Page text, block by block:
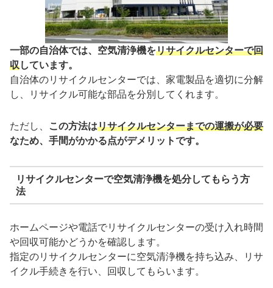
一部の自治体では、空気清浄機をリサイクルセンターで回
収しています。
自治体のリサイクルセンターでは、家電製品を適切に分解
し、リサイクル可能な部品を分別してくれます。
ただし、 この方法はリサイクルセンターまでの運搬が必要
なため、手間がかかる点がデメリットです。
リサイクルセンターで空気清浄機を処分してもらう方
法
ホームページや電話でリサイクルセンターの受け入れ時間
や回収可能かどうかを確認します。
指定のリサイクルセンターに空気清浄機を持ち込み、リサ
イクル手続きを行い、回収してもらいます。